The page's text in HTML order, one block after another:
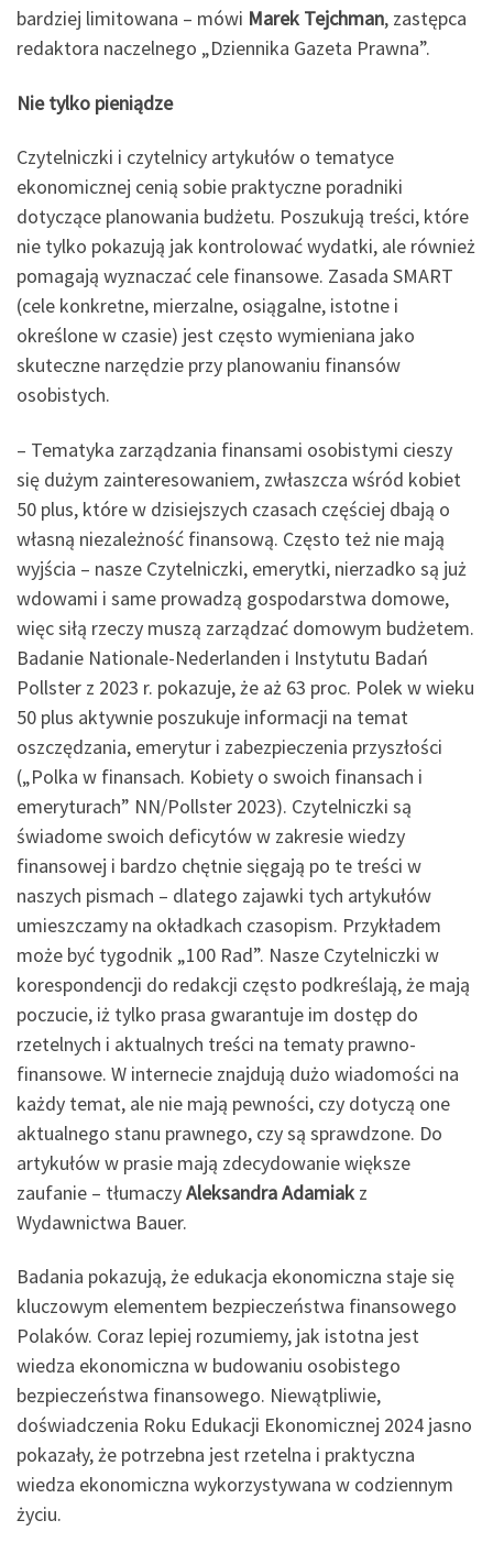
bardziej limitowana – mówi Marek Tejchman, zastępca
redaktora naczelnego „Dziennika Gazeta Prawna”.
Nie tylko pieniądze
Czytelniczki i czytelnicy artykułów o tematyce
ekonomicznej cenią sobie praktyczne poradniki
dotyczące planowania budżetu. Poszukują treści, które
nie tylko pokazują jak kontrolować wydatki, ale również
pomagają wyznaczać cele finansowe. Zasada SMART
(cele konkretne, mierzalne, osiągalne, istotne i
określone w czasie) jest często wymieniana jako
skuteczne narzędzie przy planowaniu finansów
osobistych.
– Tematyka zarządzania finansami osobistymi cieszy
się dużym zainteresowaniem, zwłaszcza wśród kobiet
50 plus, które w dzisiejszych czasach częściej dbają o
własną niezależność finansową. Często też nie mają
wyjścia – nasze Czytelniczki, emerytki, nierzadko są już
wdowami i same prowadzą gospodarstwa domowe,
więc siłą rzeczy muszą zarządzać domowym budżetem.
Badanie Nationale-Nederlanden i Instytutu Badań
Pollster z 2023 r. pokazuje, że aż 63 proc. Polek w wieku
50 plus aktywnie poszukuje informacji na temat
oszczędzania, emerytur i zabezpieczenia przyszłości
(„Polka w finansach. Kobiety o swoich finansach i
emeryturach” NN/Pollster 2023). Czytelniczki są
świadome swoich deficytów w zakresie wiedzy
finansowej i bardzo chętnie sięgają po te treści w
naszych pismach – dlatego zajawki tych artykułów
umieszczamy na okładkach czasopism. Przykładem
może być tygodnik „100 Rad”. Nasze Czytelniczki w
korespondencji do redakcji często podkreślają, że mają
poczucie, iż tylko prasa gwarantuje im dostęp do
rzetelnych i aktualnych treści na tematy prawno-
finansowe. W internecie znajdują dużo wiadomości na
każdy temat, ale nie mają pewności, czy dotyczą one
aktualnego stanu prawnego, czy są sprawdzone. Do
artykułów w prasie mają zdecydowanie większe
zaufanie – tłumaczyAleksandra Adamiak z
Wydawnictwa Bauer.
Badania pokazują, że edukacja ekonomiczna staje się
kluczowym elementem bezpieczeństwa finansowego
Polaków. Coraz lepiej rozumiemy, jak istotna jest
wiedza ekonomiczna w budowaniu osobistego
bezpieczeństwa finansowego. Niewątpliwie,
doświadczenia Roku Edukacji Ekonomicznej 2024 jasno
pokazały, że potrzebna jest rzetelna i praktyczna
wiedza ekonomiczna wykorzystywana w codziennym
życiu.